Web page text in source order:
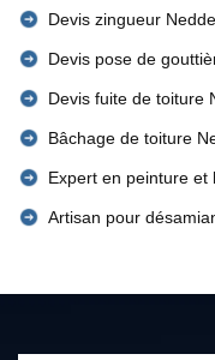
Devis zingueur Nedde
Devis pose de
Devis fuite de toiture
Bâchage de toiture
Expert en peinture
Artisan pour